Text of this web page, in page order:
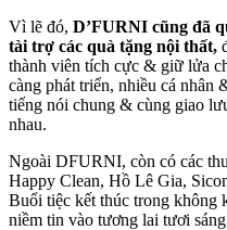
Vì lẽ đó, D’FURNI cũng đã
tài trợ các quà tặng nội thất,
thành viên tích cực & giữ lửa
càng phát triển, nhiều cá nhân
tiếng nói chung & cùng giao
nhau.
Ngoài DFURNI, còn có các
Happy Clean, Hồ Lê Gia,
Buổi tiệc kết thúc trong không
niềm tin vào tương lai tươi